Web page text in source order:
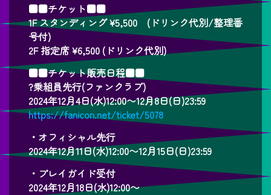
■■チケット■■
1F スタンディング ¥5,500 (ドリンク代別/整理番
号付)
2F 指定席 ¥6,500 (ドリンク代別)
■■チケット販売日程■■
?乗組員先行(ファンクラブ)
2024年12月4日(水)12:00〜12月8日(日)23:59
https://fanicon.net/ticket/5078
・オフィシャル先行
2024年12月11日(水)12:00〜12月15日(日)23:59
・プレイガイド受付
2024年12月18日(水)12:00〜